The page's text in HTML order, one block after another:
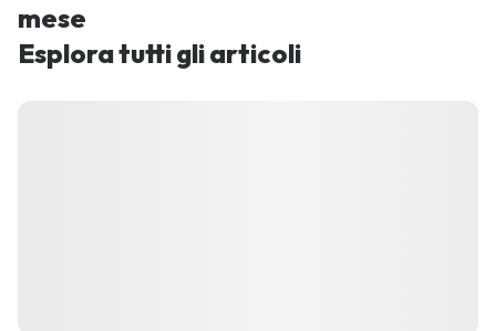
mese
Esplora tutti gli articoli